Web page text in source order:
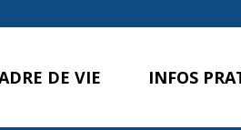
DE VIE INFOS